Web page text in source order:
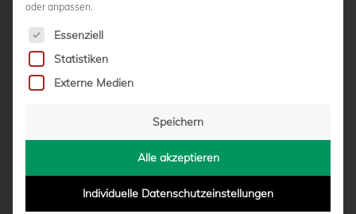
LETZTE INFOS ZUM POKAL-
vonMarcel Weskamp|17.11.2023 - 13:10
oder anpassen.
Es folgt eine Liste der Service-Gruppen, für die eine
Essenziell
Statistiken
Externe Medien
Speichern
Alle akzeptieren
Individuelle Datenschutzeinstellungen